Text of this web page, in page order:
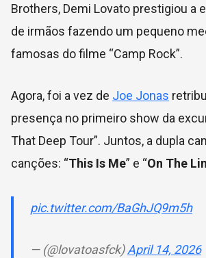
Brothers, Demi Lovato prestigiou a
de irmãos fazendo um pequeno
famosas do filme “Camp Rock”.
Agora, foi a vez de Joe Jonas
presença no primeiro show da
That Deep Tour”. Juntos, a dupla
canções: “This Is Me” e “On The
pic.twitter.com/BaGhJQ9m5h
— (@lovatoasfck)April 14, 2026